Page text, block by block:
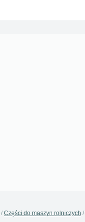
Części do maszyn rolniczych